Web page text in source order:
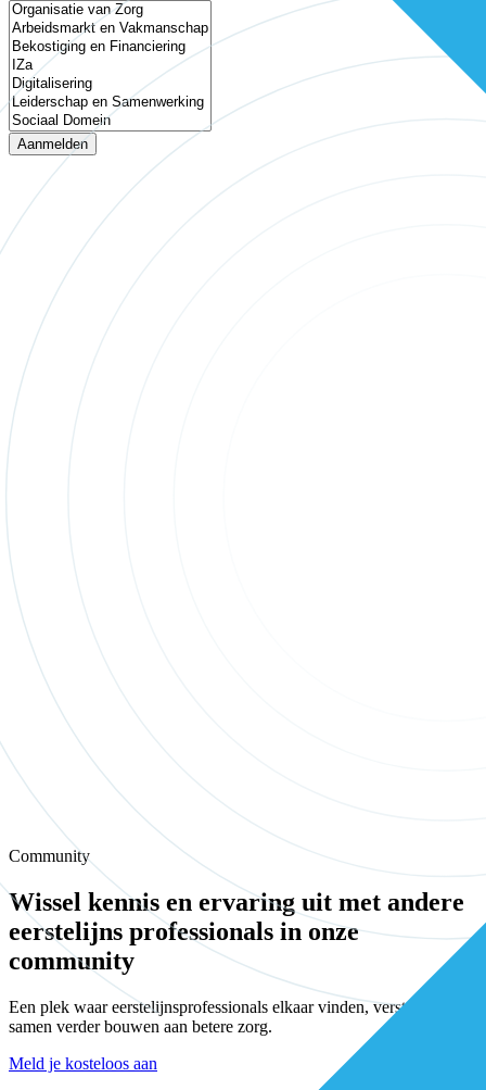
Community
Wissel kennis en ervaring uit met andere
eerstelijns professionals in onze
community
Een plek waar eerstelijnsprofessionals elkaar vinden, versterken en
samen verder bouwen aan betere zorg.
Meld je kosteloos aan